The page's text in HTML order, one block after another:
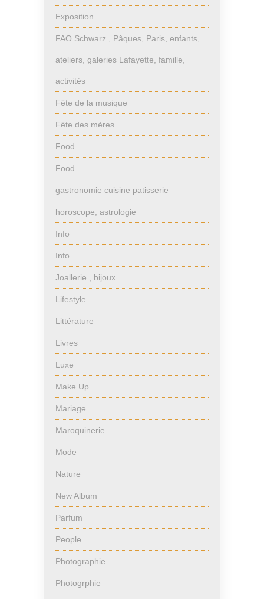
Exposition
FAO Schwarz , Pâques, Paris, enfants,
ateliers, galeries Lafayette, famille,
activités
Fête de la musique
Fête des mères
Food
Food
gastronomie cuisine patisserie
horoscope, astrologie
Info
Info
Joallerie , bijoux
Lifestyle
Littérature
Livres
Luxe
Make Up
Mariage
Maroquinerie
Mode
Nature
New Album
Parfum
People
Photographie
Photogrphie